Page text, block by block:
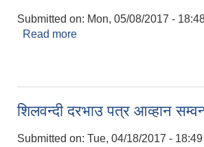
Submitted on: Mon, 05/08/2017 -
Read more
शिलवन्दी दरभाउ पत्र आव्हान
Submitted on: Tue, 04/18/2017 - 18:49